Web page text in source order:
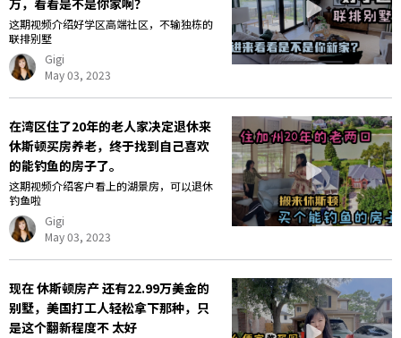
这期视频介绍好学区高端社区，不输独栋的
联排别墅
Gigi
May 03, 2023
在湾区住了20年的老人家决定退休来
休斯顿买房养老，终于找到自己喜欢
的能钓鱼的房子了。
这期视频介绍客户看上的湖景房，可以退休
钓鱼啦
Gigi
May 03, 2023
现在 休斯顿房产 还有22.99万美金的
别墅，美国打工人轻松拿下那种，只
是这个翻新程度不 太好